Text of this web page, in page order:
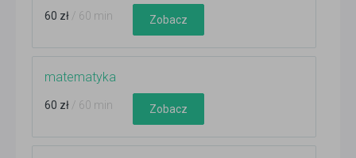
60 zł / 60 min Zobacz
matematyka
60 zł / 60 min Zobacz